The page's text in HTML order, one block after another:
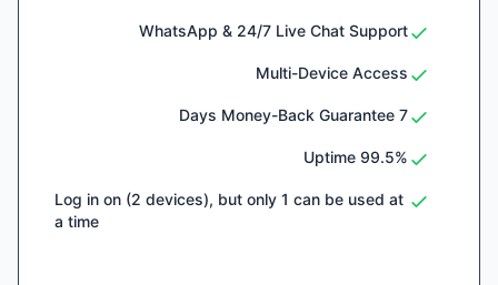
WhatsApp & 24/7 Live Chat Support
Multi-Device Access
7 Days Money-Back Guarantee
99.5% Uptime
Log in on (2 devices), but only 1 can be used at
a time